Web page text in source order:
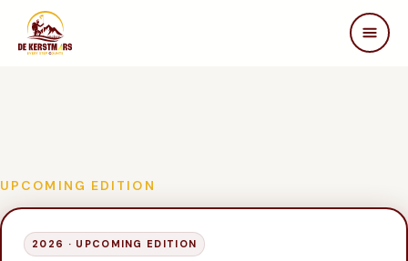
Beleving
STEUN ONS
Partners
UPCOMING EDITION
2026 · UPCOMING EDITION